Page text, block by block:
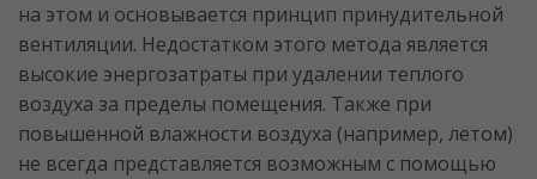
на этом и основывается принцип принудительной
вентиляции. Недостатком этого метода является
высокие энергозатраты при удалении теплого
воздуха за пределы помещения. Также при
повышенной влажности воздуха (например, летом)
не всегда представляется возможным с помощью